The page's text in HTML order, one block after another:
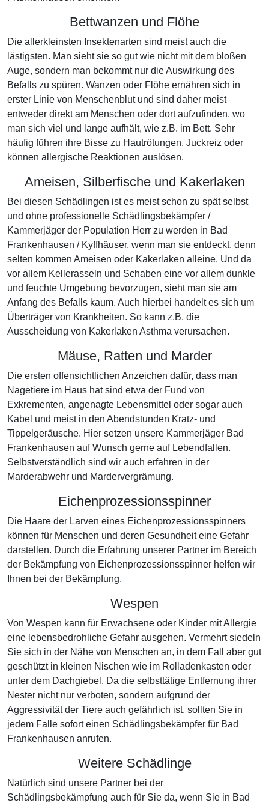
Bettwanzen und Flöhe
Die allerkleinsten Insektenarten sind meist auch die
lästigsten. Man sieht sie so gut wie nicht mit dem bloßen
Auge, sondern man bekommt nur die Auswirkung des
Befalls zu spüren. Wanzen oder Flöhe ernähren sich in
erster Linie von Menschenblut und sind daher meist
entweder direkt am Menschen oder dort aufzufinden, wo
man sich viel und lange aufhält, wie z.B. im Bett. Sehr
häufig führen ihre Bisse zu Hautrötungen, Juckreiz oder
können allergische Reaktionen auslösen.
Ameisen, Silberfische und Kakerlaken
Bei diesen Schädlingen ist es meist schon zu spät selbst
und ohne professionelle Schädlingsbekämpfer /
Kammerjäger der Population Herr zu werden in Bad
Frankenhausen / Kyffhäuser, wenn man sie entdeckt, denn
selten kommen Ameisen oder Kakerlaken alleine. Und da
vor allem Kellerasseln und Schaben eine vor allem dunkle
und feuchte Umgebung bevorzugen, sieht man sie am
Anfang des Befalls kaum. Auch hierbei handelt es sich um
Überträger von Krankheiten. So kann z.B. die
Ausscheidung von Kakerlaken Asthma verursachen.
Mäuse, Ratten und Marder
Die ersten offensichtlichen Anzeichen dafür, dass man
Nagetiere im Haus hat sind etwa der Fund von
Exkrementen, angenagte Lebensmittel oder sogar auch
Kabel und meist in den Abendstunden Kratz- und
Tippelgeräusche. Hier setzen unsere Kammerjäger Bad
Frankenhausen auf Wunsch gerne auf Lebendfallen.
Selbstverständlich sind wir auch erfahren in der
Marderabwehr und Mardervergrämung.
Eichenprozessionsspinner
Die Haare der Larven eines Eichenprozessionsspinners
können für Menschen und deren Gesundheit eine Gefahr
darstellen. Durch die Erfahrung unserer Partner im Bereich
der Bekämpfung von Eichenprozessionsspinner helfen wir
Ihnen bei der Bekämpfung.
Wespen
Von Wespen kann für Erwachsene oder Kinder mit Allergie
eine lebensbedrohliche Gefahr ausgehen. Vermehrt siedeln
Sie sich in der Nähe von Menschen an, in dem Fall aber gut
geschützt in kleinen Nischen wie im Rolladenkasten oder
unter dem Dachgiebel. Da die selbsttätige Entfernung ihrer
Nester nicht nur verboten, sondern aufgrund der
Aggressivität der Tiere auch gefährlich ist, sollten Sie in
jedem Falle sofort einen Schädlingsbekämpfer für Bad
Frankenhausen anrufen.
Weitere Schädlinge
Natürlich sind unsere Partner bei der
Schädlingsbekämpfung auch für Sie da, wenn Sie in Bad